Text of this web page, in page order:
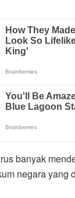
banyak
negara yang